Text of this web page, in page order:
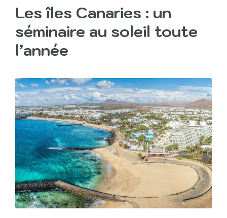
Les îles Canaries : un
séminaire au soleil toute
l’année